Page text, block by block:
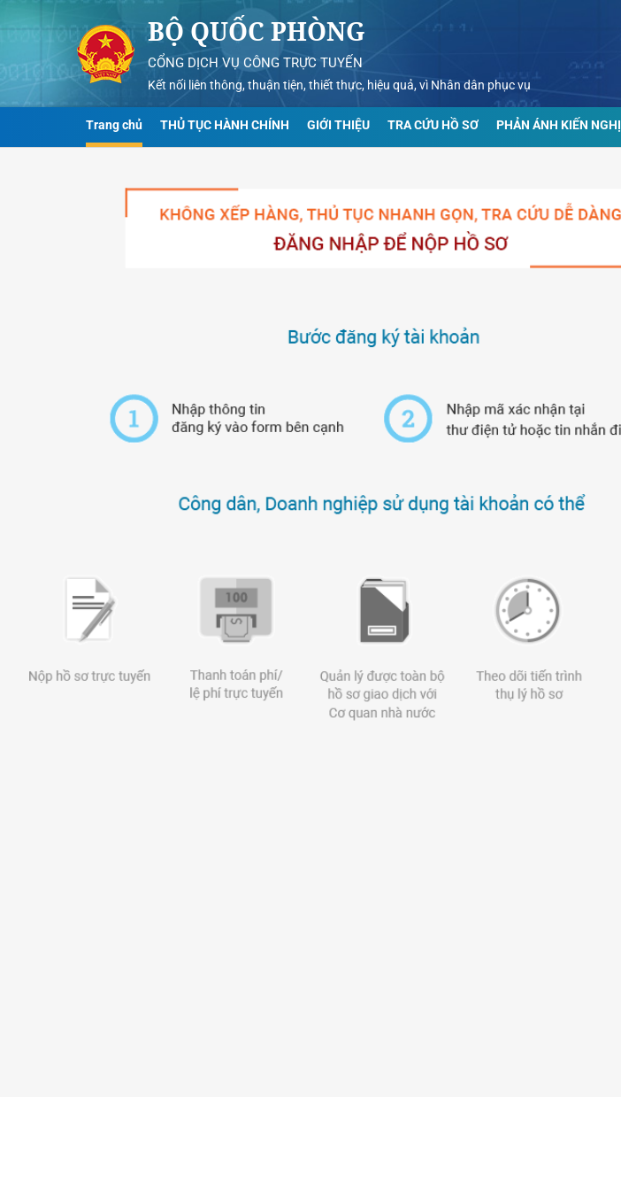
BỘ QUỐC PHÒNG
CỔNG DỊCH VỤ CÔNG TRỰC TUYẾN
Kết nối liên thông, thuận tiện, thiết thực, hiệu quả, vì Nhân dân phục vụ
Trang chủ THỦ TỤC HÀNH CHÍNH GIỚI THIỆU TRA CỨU HỒ SƠ PHẢN ÁNH KIẾN NGHỊ